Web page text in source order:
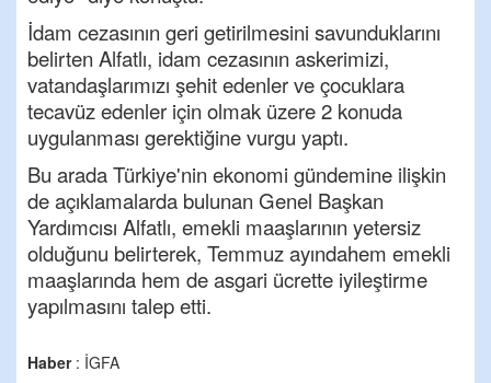
İdam cezasının geri getirilmesini savunduklarını
belirten Alfatlı, idam cezasının askerimizi,
vatandaşlarımızı şehit edenler ve çocuklara
tecavüz edenler için olmak üzere 2 konuda
uygulanması gerektiğine vurgu yaptı.
Bu arada Türkiye'nin ekonomi gündemine ilişkin
de açıklamalarda bulunan Genel Başkan
Yardımcısı Alfatlı, emekli maaşlarının yetersiz
olduğunu belirterek, Temmuz ayındahem emekli
maaşlarında hem de asgari ücrette iyileştirme
yapılmasını talep etti.
Haber: İGFA